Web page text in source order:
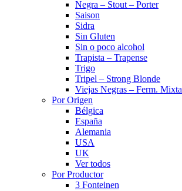
Negra – Stout – Porter
Saison
Sidra
Sin Gluten
Sin o poco alcohol
Trapista – Trapense
Trigo
Tripel – Strong Blonde
Viejas Negras – Ferm. Mixta
Por Origen
Bélgica
España
Alemania
USA
UK
Ver todos
Por Productor
3 Fonteinen